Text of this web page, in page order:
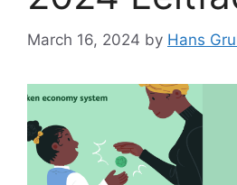
March 16, 2024 by Hans